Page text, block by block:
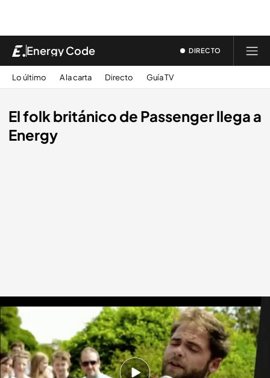
Energy Code DIRECTO
Lo último A la carta Directo Guía TV
El folk británico de Passenger llega a
Energy
energy.es
09 OCT 2013 - 13:31h.
Compartir